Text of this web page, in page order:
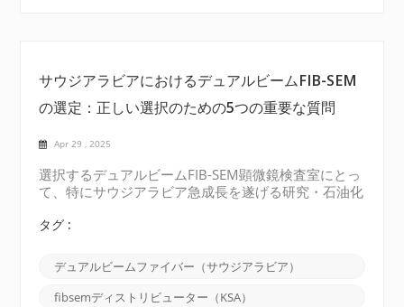
サウジアラビアにおけるデュアルビームFIB-SEM
の選定：正しい選択のための5つの重要な質問
Apr 29 , 2025
選択するデュアルビームFIB-SEM顕微鏡検査室にとっ
て、特にサウジアラビア急成長を遂げる研究・石油化
以下の5つの質問を自問自答し、システムが必要な性
認してください。1. イオンビーム電流とスポット サ
イズはアプリケーションにどのような影響を与えます
か?高電流ビームは加工速度は速くなりますが、分解
タグ :
デュアルビームファイバー（サウジアラビア）
fibsemディストリビューター（KSA）